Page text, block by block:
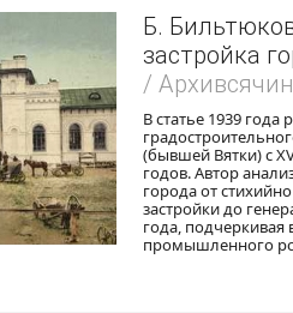
Б.
застройка
/
В статье 1939 года
(бывшей Вятки) с
годов. Автор
города от
застройки до
года, подчеркивая
промышленного